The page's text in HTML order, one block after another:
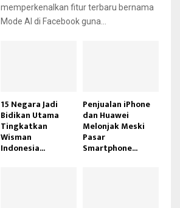
memperkenalkan fitur terbaru bernama
Mode AI di Facebook guna...
15 Negara Jadi
Bidikan Utama
Tingkatkan
Wisman
Indonesia...
Penjualan iPhone
dan Huawei
Melonjak Meski
Pasar
Smartphone...